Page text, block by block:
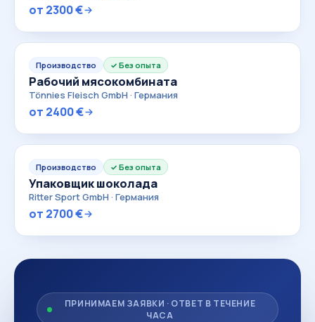
от 2300 €
Производство Без опыта
Рабочий мясокомбината
Tönnies Fleisch GmbH · Германия
от 2400 €
Производство Без опыта
Упаковщик шоколада
Ritter Sport GmbH · Германия
от 2700 €
ПРИНИМАЕМ ЗАЯВКИ · ОТВЕТ В ТЕЧЕНИЕ
ЧАСА